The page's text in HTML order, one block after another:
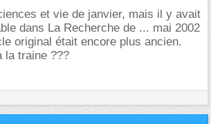
et vie de janvier, mais il y avait
dans La Recherche de ... mai 2002
original était encore plus ancien.
la traine ???